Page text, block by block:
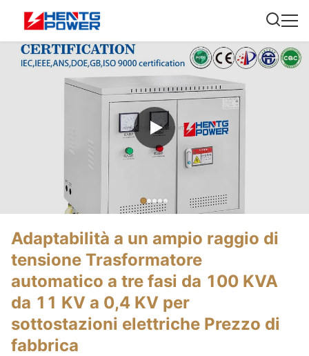
Adaptabilità a un ampio raggio di
tensione Trasformatore
automatico a tre fasi da 100 KVA
da 11 KV a 0,4 KV per
sottostazioni elettriche Prezzo di
fabbrica